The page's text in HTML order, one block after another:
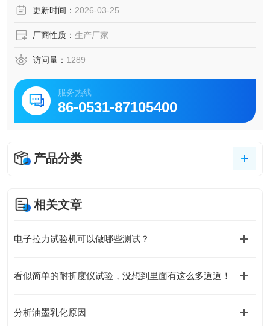
更新时间： 2026-03-25
厂商性质： 生产厂家
访问量： 1289
服务热线
86-0531-87105400
产品分类
相关文章
电子拉力试验机可以做哪些测试？
看似简单的耐折度仪试验，没想到里面有这么多道道！
分析油墨乳化原因